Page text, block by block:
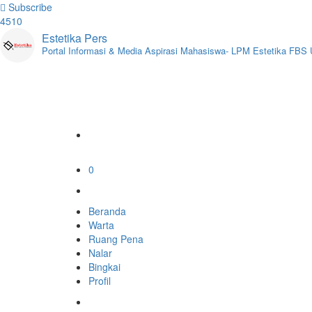
Subscribe
4510
Estetika Pers
Portal Informasi & Media Aspirasi Mahasiswa- LPM Estetika FBS
0
Beranda
Warta
Ruang Pena
Nalar
Bingkai
Profil